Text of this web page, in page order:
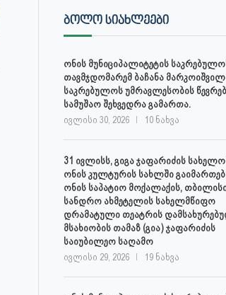
დაავადებათა კონტროლისა და
საზოგადოებრივი...
ივლისი 27, 2026
ᲑᲝᲚᲝ ᲡᲘᲐᲮᲚᲔᲔᲑᲘ
ონის მუნიციპალიტეტის
თავმჯდომარემ ბაჩანა
საკრებულოს უმრავლესობის
სამუშაო შეხვედრა გამართა.
ივლისი 30, 2026 10 ნახვა
31 ივლისს, გიგა ჯაფარიძის
ონის კულტურის სახლში
ონის საპატიო მოქალაქის,
სანდრო ახმეტელის სახელმწიფო
დრამატული თეატრის
მსახიობის თამაზ (გია) ჯაფარიძის
საიუბილეო საღამო
ივლისი 29, 2026 19 ნახვა